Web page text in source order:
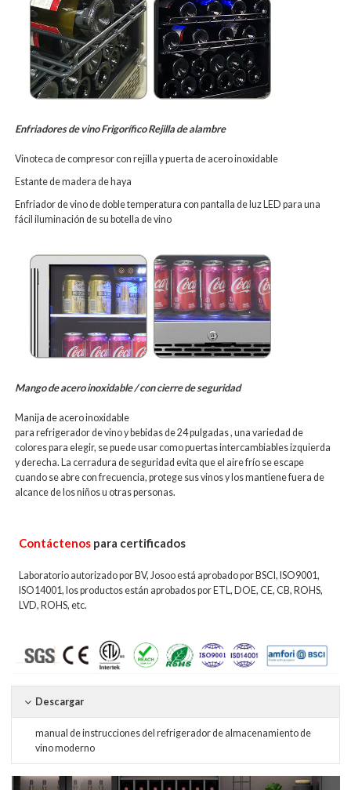
Enfriadores de vino Frigorífico Rejilla de alambre
Vinoteca de compresor con rejilla y puerta de acero inoxidable
Estante de madera de haya
Enfriador de vino de doble temperatura con pantalla de luz LED para una
fácil iluminación de su botella de vino
Mango de acero inoxidable / con cierre de seguridad
Manija de acero inoxidable
para refrigerador de vino y bebidas de 24 pulgadas, una variedad de
colores para elegir, se puede usar como puertas intercambiables izquierda
y derecha. La cerradura de seguridad evita que el aire frío se escape
cuando se abre con frecuencia, protege sus vinos y los mantiene fuera de
alcance de los niños u otras personas.
Contáctenos para certificados
Laboratorio autorizado por BV, Josoo está aprobado por BSCI, ISO9001,
ISO14001, los productos están aprobados por ETL, DOE, CE, CB, ROHS,
LVD, ROHS, etc.
Descargar
manual de instruccionesdel refrigerador de almacenamiento de
vino moderno